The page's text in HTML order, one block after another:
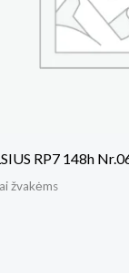
RP7 148h
žvakėms